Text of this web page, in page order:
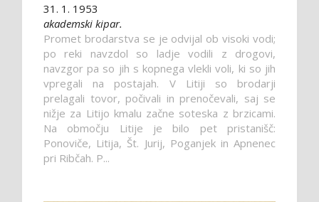
31. 1. 1953
akademski kipar.
Promet brodarstva se je odvijal ob visoki vodi;
po reki navzdol so ladje vodili z drogovi,
navzgor pa so jih s kopnega vlekli voli, ki so jih
vpregali na postajah. V Litiji so brodarji
prelagali tovor, počivali in prenočevali, saj se
nižje za Litijo kmalu začne soteska z brzicami.
Na območju Litije je bilo pet pristanišč:
Ponoviče, Litija, Št. Jurij, Poganjek in Apnenec
pri Ribčah. P...